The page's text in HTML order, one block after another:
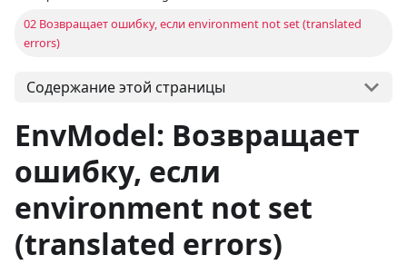
02 Возвращает ошибку, если environment not set (translated
errors)
Содержание этой страницы
EnvModel: Возвращает
ошибку, если
environment not set
(translated errors)